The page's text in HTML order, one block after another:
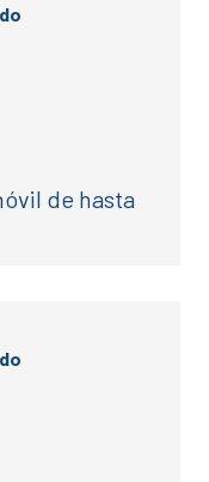
de hasta